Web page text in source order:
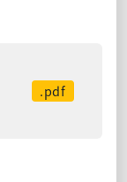
.pdf